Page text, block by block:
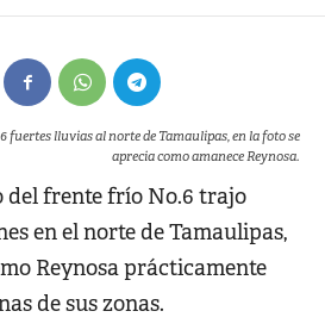
fuertes lluvias al norte de Tamaulipas, en la foto se
aprecia como amanece Reynosa.
del frente frío No.6 trajo
en el norte de Tamaulipas,
Reynosa prácticamente
de sus zonas.